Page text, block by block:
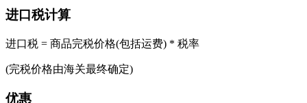
进口税计算
进口税 = 商品完税价格(包括运费) * 税率
(完税价格由海关最终确定)
优惠